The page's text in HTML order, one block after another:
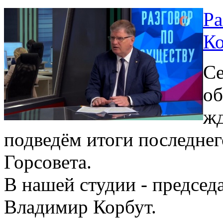
подведём итоги
Горсовета.
В нашей студии -
Владимир Корбут.